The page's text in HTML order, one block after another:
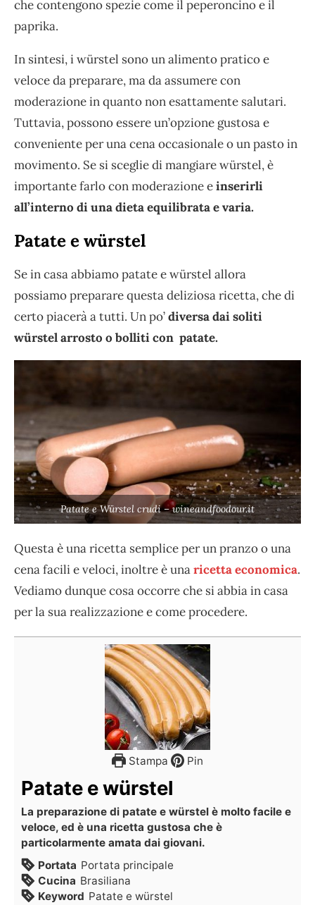
che contengono spezie come il peperoncino e il
paprika.
In sintesi, i würstel sono un alimento pratico e
veloce da preparare, ma da assumere con
moderazione in quanto non esattamente salutari.
Tuttavia, possono essere un’opzione gustosa e
conveniente per una cena occasionale o un pasto in
movimento. Se si sceglie di mangiare würstel, è
importante farlo con moderazione einserirli
all’interno di una dieta equilibrata e varia.
Patate e würstel
Se in casa abbiamo patate e würstel allora
possiamo preparare questa deliziosa ricetta, che di
certo piacerà a tutti. Un po’diversa dai soliti
würstel arrosto o bolliti con patate.
Patate e Würstel crudi – wineandfoodour.it
Questa è una ricetta semplice per un pranzo o una
cena facili e veloci, inoltre è unaricetta economica.
Vediamo dunque cosa occorre che si abbia in casa
per la sua realizzazione e come procedere.
Stampa Pin
Patate e würstel
La preparazione di patate e würstel è molto facile e
veloce, ed è una ricetta gustosa che è
particolarmente amata dai giovani.
Portata Portata principale
Cucina Brasiliana
Keyword Patate e würstel